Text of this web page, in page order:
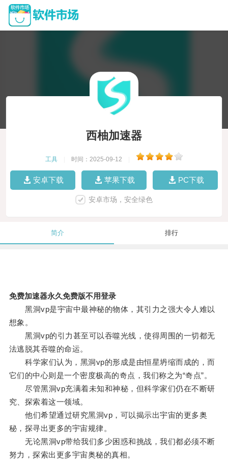
西柚加速器
工具 时间：2025-09-12
安卓下载 苹果下载 PC下载
安卓市场，安全绿色
简介 排行
免费加速器永久免费版不用登录
黑洞vp是宇宙中最神秘的物体，其引力之强大令人难以
想象。
黑洞vp的引力甚至可以吞噬光线，使得周围的一切都无
法逃脱其吞噬的命运。
科学家们认为，黑洞vp的形成是由恒星坍缩而成的，而
它们的中心则是一个密度极高的奇点，我们称之为“奇点”。
尽管黑洞vp充满着未知和神秘，但科学家们仍在不断研
究、探索着这一领域。
他们希望通过研究黑洞vp，可以揭示出宇宙的更多奥
秘，探寻出更多的宇宙规律。
无论黑洞vp带给我们多少困惑和挑战，我们都必须不断
努力，探索出更多宇宙奥秘的真相。